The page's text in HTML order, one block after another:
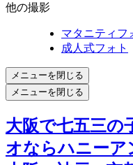
他の撮影
マタニティフ
成人式フォト
メニューを閉じる
メニューを閉じる
大阪で七五三の
オならハニー